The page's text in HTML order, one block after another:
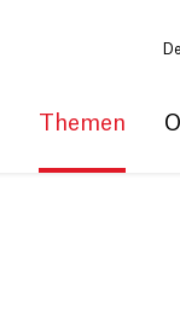
Themen